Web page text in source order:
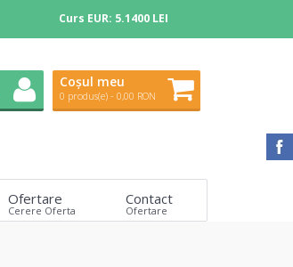
Curs EUR: 5.1400 LEI
Coșul meu
0 produs(e) - 0,00 RON
Ofertare
Cerere Oferta
Contact
Ofertare